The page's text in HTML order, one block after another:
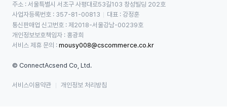
주소 : 서울특별시 서초구 사평대로53길103 창성빌딩 202호
사업자등록번호 : 357-81-00813
대표 : 강정훈
통신판매업 신고번호 : 제2018-서울강남-00239호
개인정보보호책임자 : 홍광희
서비스 제휴 문의 : mousy008@cscommerce.co.kr
© ConnectAcsend Co, Ltd.
서비스이용약관 개인정보 처리방침